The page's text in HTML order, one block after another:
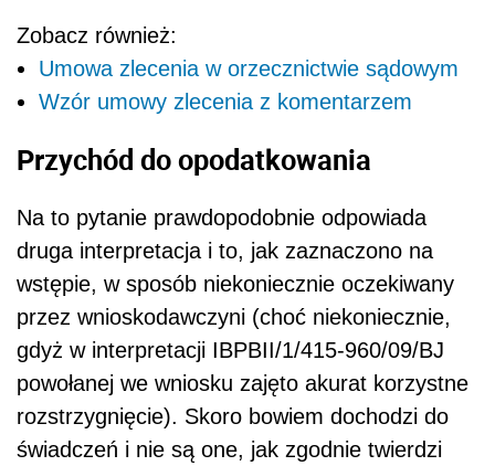
Zobacz również:
Umowa zlecenia w orzecznictwie sądowym
Wzór umowy zlecenia z komentarzem
Przychód do opodatkowania
Na to pytanie prawdopodobnie odpowiada
druga interpretacja i to, jak zaznaczono na
wstępie, w sposób niekoniecznie oczekiwany
przez wnioskodawczyni (choć niekoniecznie,
gdyż w interpretacji IBPBII/1/415-960/09/BJ
powołanej we wniosku zajęto akurat korzystne
rozstrzygnięcie). Skoro bowiem dochodzi do
świadczeń i nie są one, jak zgodnie twierdzi